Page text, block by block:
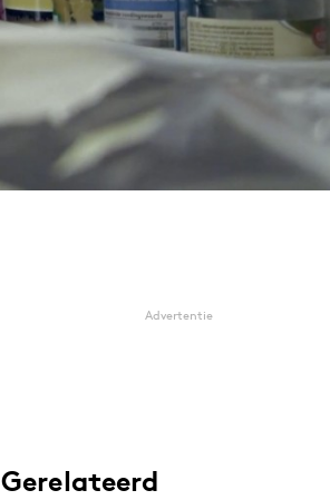
Advertentie
Gerelateerd